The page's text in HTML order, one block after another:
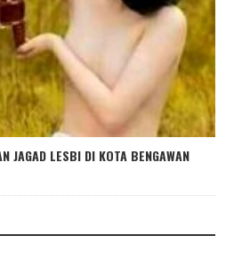
JAGAD LESBI DI KOTA BENGAWAN